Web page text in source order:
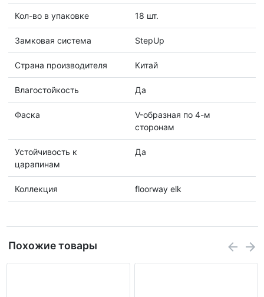
Кол-во в упаковке 18 шт.
Замковая система StepUp
Страна производителя Китай
Влагостойкость Да
Фаска
V-образная по 4-м
сторонам
Устойчивость к
царапинам
Да
Коллекция floorway elk
Похожие товары